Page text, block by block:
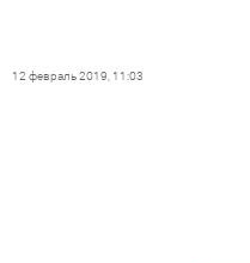
12 февраль 2019, 11:03